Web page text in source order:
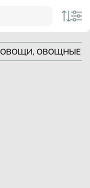
ОВОЩИ, ОВОЩНЫЕ